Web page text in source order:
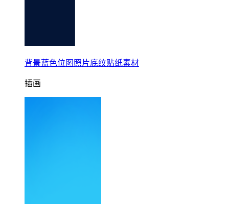
背景蓝色位图照片底纹贴纸素材
插画